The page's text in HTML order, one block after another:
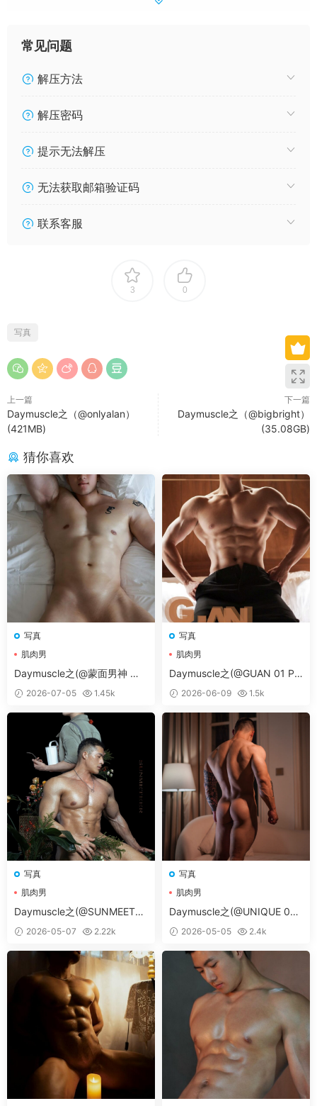
常见问题
解压方法
解压密码
提示无法解压
无法获取邮箱验证码
联系客服
3 0
写真
上一篇
Daymuscle之（@onlyalan）
(421MB)
下一篇
Daymuscle之（@bigbright）
(35.08GB)
猜你喜欢
写真
肌肉男
Daymuscle之(@蒙面男神 第1
96期 VOL 1-2）
2026-07-05 1.45k
写真
肌肉男
Daymuscle之(@GUAN 01 PA
RT 02）
2026-06-09 1.5k
写真
肌肉男
Daymuscle之(@SUNMEETER
01）2026-05-07 2.22k
写真
肌肉男
Daymuscle之(@UNIQUE 05
PART 03）
2026-05-05 2.4k